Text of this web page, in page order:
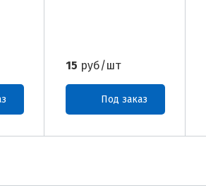
15 руб/шт
Под заказ